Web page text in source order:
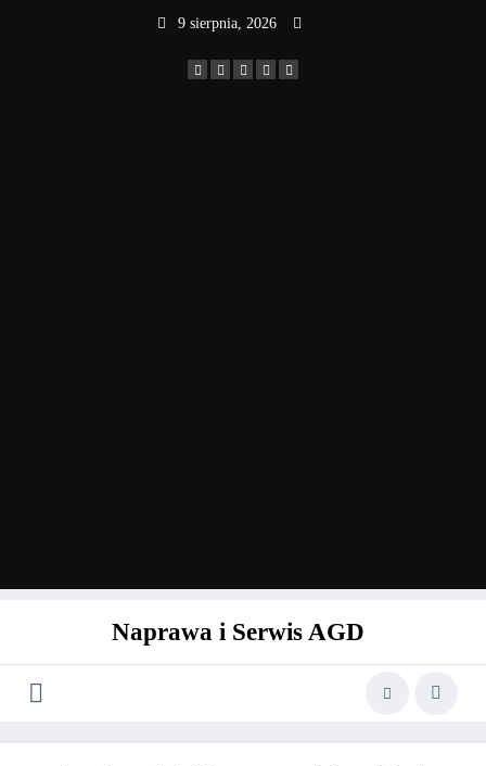
9 sierpnia, 2026
Naprawa i Serwis AGD